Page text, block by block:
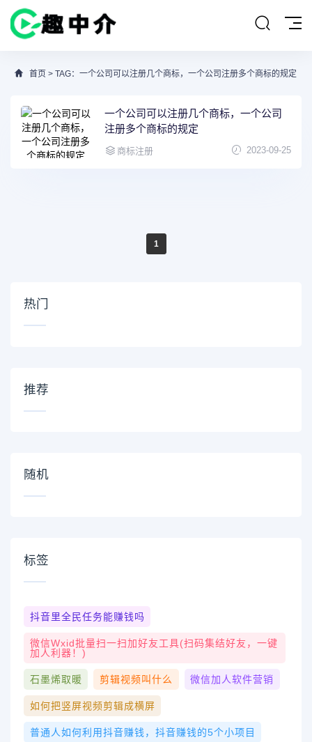
首页 > TAG：一个公司可以注册几个商标，一个公司注册多个商标的规定
一个公司可以注册几个商标，一个公司
注册多个商标的规定
商标注册 2023-09-25
1
热门
推荐
随机
标签
抖音里全民任务能赚钱吗
微信wxid批量扫一扫加好友工具(扫码集结好友，一键
加人利器！)
石墨烯取暖 剪辑视频叫什么 微信加人软件营销
如何把竖屏视频剪辑成横屏
普通人如何利用抖音赚钱，抖音赚钱的5个小项目